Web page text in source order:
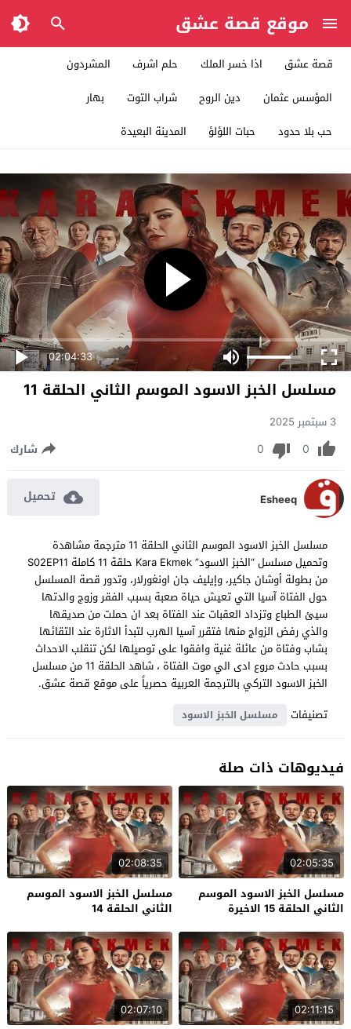
موقع قصة عشق
قصة عشق اذا خسر الملك حلم اشرف
المشردون
المؤسس عثمان
دين الروح شراب التوت
بهار
حب بلا حدود
حبات اللؤلؤ المدينة البعيدة
02:04:33
مسلسل الخبز الاسود الموسم الثاني الحلقة 11
3 سبتمبر 2025
0
0 شارك
Esheeq تحميل
مسلسل الخبز الاسود الموسم الثاني الحلقة 11 مترجمة مشاهدة
وتحميل مسلسل “الخبز الاسود” Kara Ekmek حلقة 11 كاملة S02EP11
من بطولة أوشان جاكير، وإيليف جان اونغورلار، وتدور قصة المسلسل
حول الفتاة آسيا التي تعيش حياة صعبة بسبب الفقر وزوج والدتها
سيئ الطباع وتزداد العقبات عند الفتاة بعد ان حملت من صديقها
والذي رفض الزواج منها فتقرر آسيا الهرب لتبدأ الاثارة عند التقائها
بشاب وفتاة من عائلة غنية وافقوا على توصيلها لكن تنقلب الاحداث
بسبب حادث مروع ادى الي موت الفتاة ، شاهد الحلقة 11 من مسلسل
الخبز الاسود التركي بالترجمة العربية حصرياً على موقع قصة عشق.
تصنيفات
مسلسل الخبز الاسود
فيديوهات ذات صلة
02:05:35
مسلسل الخبز الاسود الموسم
الثاني الحلقة 15 الاخيرة
02:08:35
مسلسل الخبز الاسود الموسم
الثاني الحلقة 14
02:11:15
02:07:10